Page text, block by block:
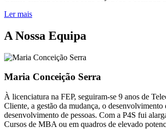
Ler mais
A Nossa Equipa
Maria Conceição Serra
À licenciatura na FEP, seguiram-se 9 anos de
Cliente, a gestão da mudança, o
desenvolvimento de pessoas. Com a P4S fui
Cursos de MBA ou em quadros de elevado